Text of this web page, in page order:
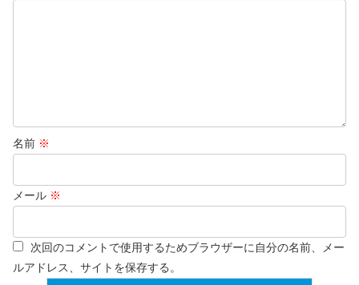
名前 ※
メール ※
次回のコメントで使用するためブラウザーに自分の名前、メー
ルアドレス、サイトを保存する。